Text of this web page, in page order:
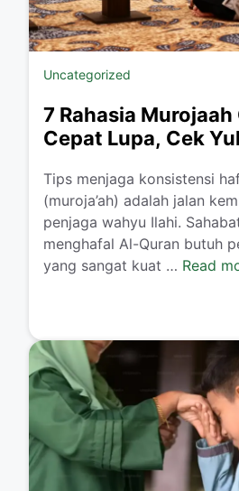
Uncategorized
7 Rahasia Murojaah
Cepat Lupa, Cek
Tips menjaga konsistensi
(muroja’ah) adalah jalan
penjaga wahyu Ilahi.
menghafal Al-Quran butuh
yang sangat kuat … Read